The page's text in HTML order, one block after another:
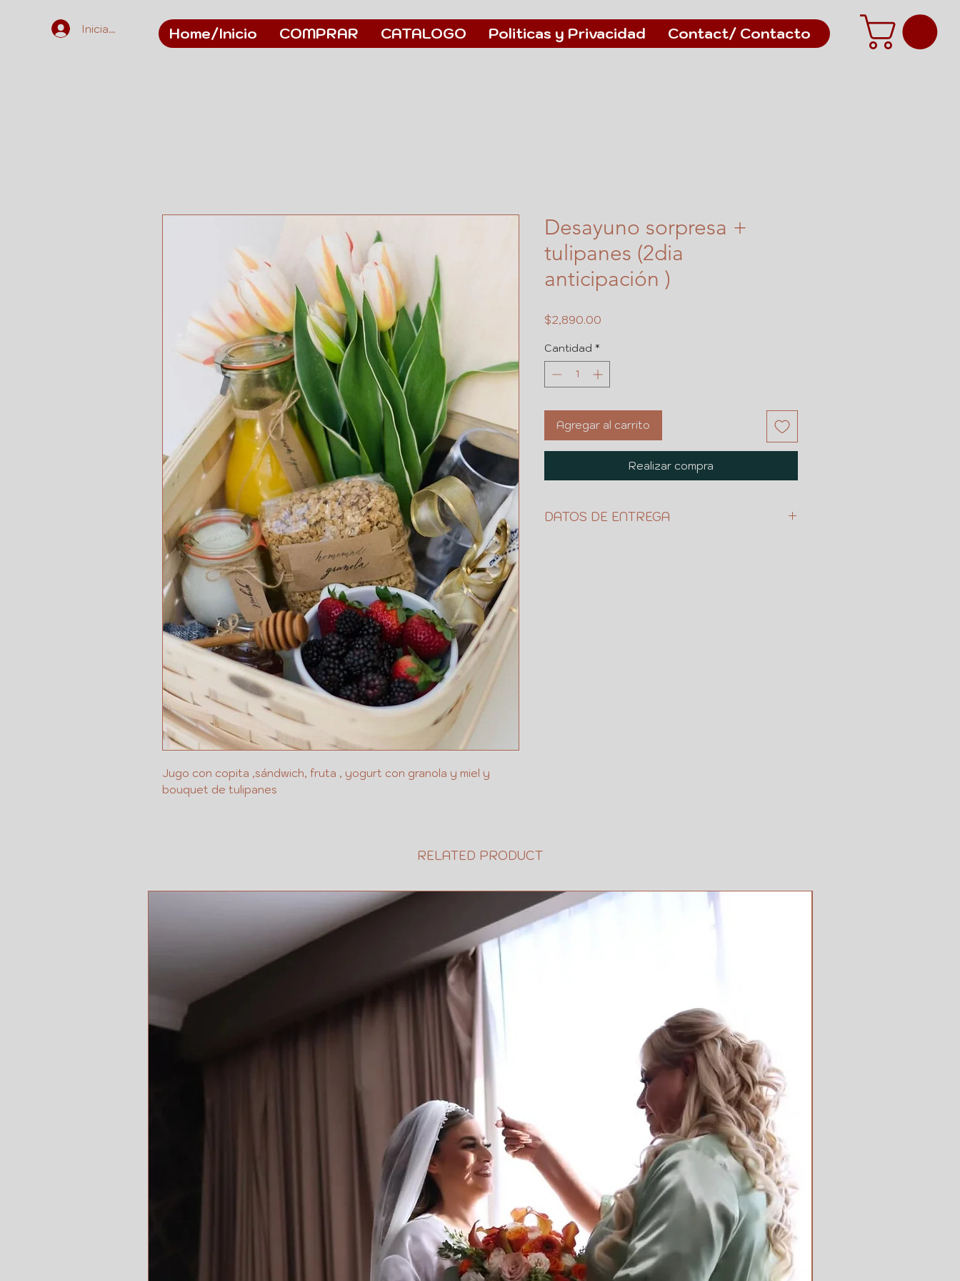
Iniciar sesión Home/Inicio COMPRAR CATALOGO Politicas y Privacidad Contact/ Contacto
Jugo con copita ,sándwich, fruta , yogurt con granola y miel y
bouquet de tulipanes
Desayuno sorpresa +
tulipanes (2dia
anticipación )
$2,890.00
Cantidad *
Agregar al carrito
Realizar compra
DATOS DE ENTREGA
RELATED PRODUCT